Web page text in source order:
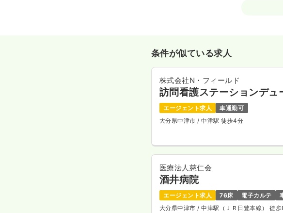
条件が似ている求人
株式会社N・フィールド
訪問看護ステーションデュ
エージェント求人
車通勤可
大分県中津市 / 中津駅 徒歩4分
医療法人慈仁会
酒井病院
エージェント求人 76床 電子カルテ
大分県中津市 / 中津駅（ＪＲ日豊本線） 徒歩